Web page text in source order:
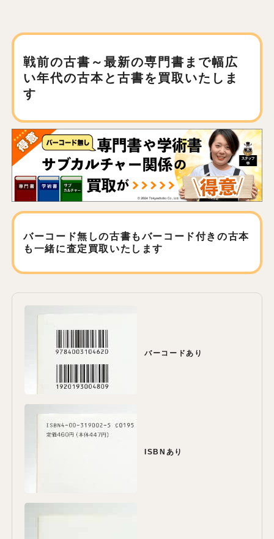
戦前の古書～最新の専門書まで幅広
い年代の古本と古書を買取いたしま
す
バーコード無しの古書もバーコード付きの古本
も 一緒に査定買取いたします
バーコードあり
ISBNあり